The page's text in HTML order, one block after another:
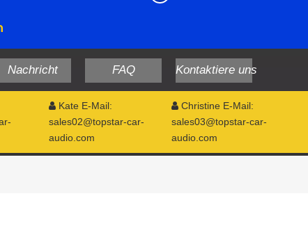
Nachricht FAQ Kontaktiere uns
 Kate E-Mail:
sales02@topstar-car-
audio.com
 Christine E-Mail:
sales03@topstar-car-
audio.com